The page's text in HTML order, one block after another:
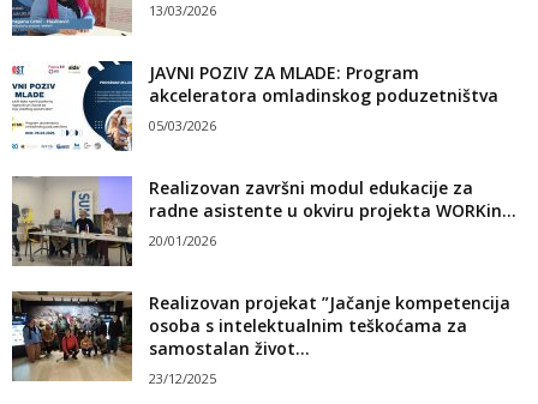
13/03/2026
JAVNI POZIV ZA MLADE: Program
akceleratora omladinskog poduzetništva
05/03/2026
Realizovan završni modul edukacije za
radne asistente u okviru projekta WORKin...
20/01/2026
Realizovan projekat ”Jačanje kompetencija
osoba s intelektualnim teškoćama za
samostalan život...
23/12/2025